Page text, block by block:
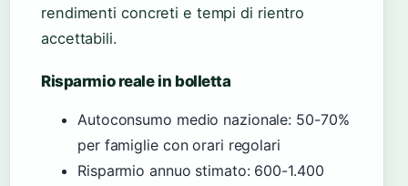
rendimenti concreti e tempi di rientro
accettabili.
Risparmio reale in bolletta
Autoconsumo medio nazionale: 50-70%
per famiglie con orari regolari
Risparmio annuo stimato: 600-1.400